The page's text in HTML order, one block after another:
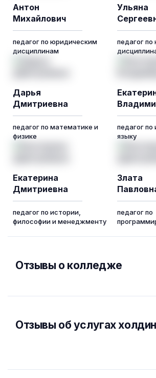
Антон
Михайлович
педагог по юридическим
дисциплинам
Ульяна
педагог
Дарья
Дмитриевна
педагог по математике и
физике
педагог
языку
Екатерина
Дмитриевна
педагог по истории,
философии и менеджменту
Злата
педагог по
Отзывы о колледже
Отзывы об услугах